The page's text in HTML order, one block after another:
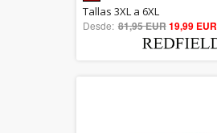
5.00
out of 5
Tallas 3XL a 6XL
Desde: 81,95 EUR19,99 EUR